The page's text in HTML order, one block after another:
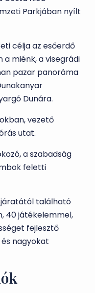
Parkjában nyílt
célja az esőerdő
miénk, a visegrádi
pazar panoráma
Dunára.
vezető
utat.
a szabadság
feletti
található
40 játékelemmel,
fejlesztő
nagyokat